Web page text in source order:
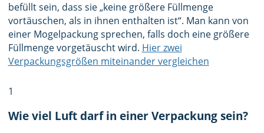
befüllt sein, dass sie „keine größere Füllmenge
vortäuschen, als in ihnen enthalten ist“. Man kann von
einer Mogelpackung sprechen, falls doch eine größere
Füllmenge vorgetäuscht wird. Hier zwei
Verpackungsgrößen miteinander vergleichen
1
Wie viel Luft darf in einer Verpackung sein?